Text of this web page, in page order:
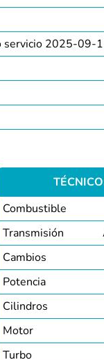
servicio 2025-09-
Combustible
Transmisión
Cambios
Potencia
Cilindros
Motor
Turbo